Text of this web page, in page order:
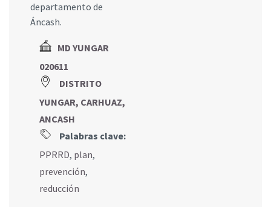
departamento de
Áncash.
MD YUNGAR
020611
DISTRITO
YUNGAR, CARHUAZ,
ANCASH
Palabras clave:
PPRRD, plan,
prevención,
reducción